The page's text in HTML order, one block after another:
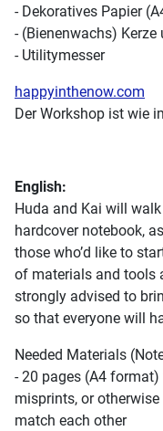
- Dekoratives Papier
- (Bienenwachs)
- Utilitymesser
happyinthenow.com
Der Workshop ist wie
English:
Huda and Kai will
hardcover notebook,
those who’d like to
of materials and tools
strongly advised to
so that everyone will
Needed Materials
- 20 pages (A4
misprints, or
match each other